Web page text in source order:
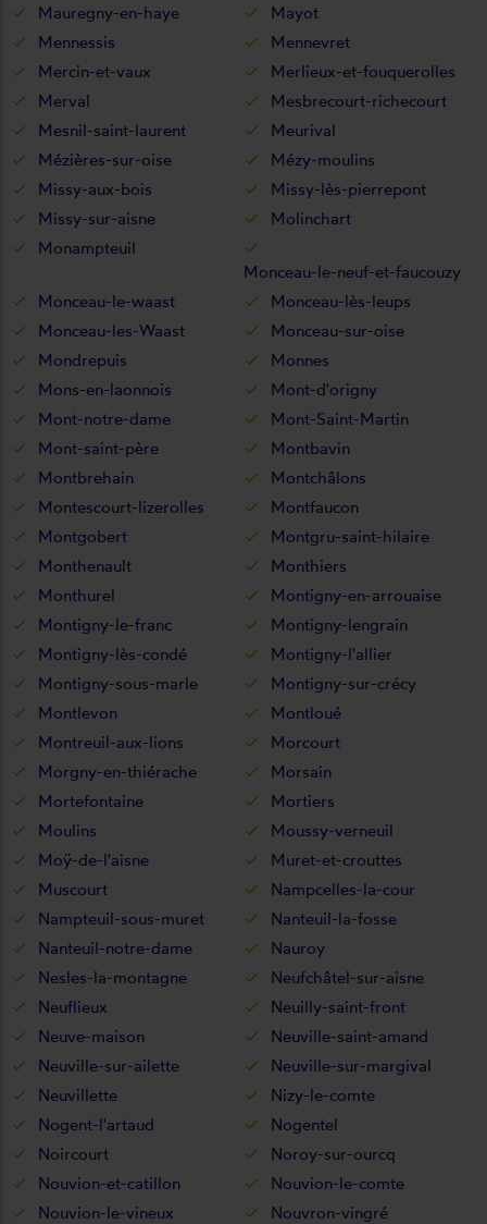
Mauregny-en-haye
Mayot
Mennessis
Mennevret
Mercin-et-vaux
Merlieux-et-fouquerolles
Merval
Mesbrecourt-richecourt
Mesnil-saint-laurent
Meurival
Mézières-sur-oise
Mézy-moulins
Missy-aux-bois
Missy-lès-pierrepont
Missy-sur-aisne
Molinchart
Monampteuil
Monceau-le-neuf-et-faucouzy
Monceau-le-waast
Monceau-lès-leups
Monceau-les-Waast
Monceau-sur-oise
Mondrepuis
Monnes
Mons-en-laonnois
Mont-d'origny
Mont-notre-dame
Mont-Saint-Martin
Mont-saint-père
Montbavin
Montbrehain
Montchâlons
Montescourt-lizerolles
Montfaucon
Montgobert
Montgru-saint-hilaire
Monthenault
Monthiers
Monthurel
Montigny-en-arrouaise
Montigny-le-franc
Montigny-lengrain
Montigny-lès-condé
Montigny-l'allier
Montigny-sous-marle
Montigny-sur-crécy
Montlevon
Montloué
Montreuil-aux-lions
Morcourt
Morgny-en-thiérache
Morsain
Mortefontaine
Mortiers
Moulins
Moussy-verneuil
Moÿ-de-l'aisne
Muret-et-crouttes
Muscourt
Nampcelles-la-cour
Nampteuil-sous-muret
Nanteuil-la-fosse
Nanteuil-notre-dame
Nauroy
Nesles-la-montagne
Neufchâtel-sur-aisne
Neuflieux
Neuilly-saint-front
Neuve-maison
Neuville-saint-amand
Neuville-sur-ailette
Neuville-sur-margival
Neuvillette
Nizy-le-comte
Nogent-l'artaud
Nogentel
Noircourt
Noroy-sur-ourcq
Nouvion-et-catillon
Nouvion-le-comte
Nouvion-le-vineux
Nouvron-vingré